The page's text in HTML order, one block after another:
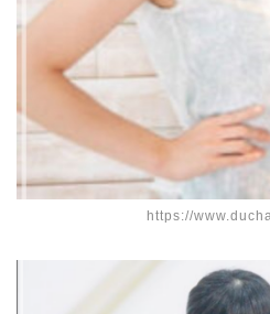
https://